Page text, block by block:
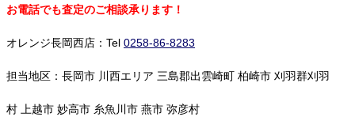
お電話でも査定のご相談承ります！
オレンジ長岡西店：Tel 0258-86-8283
担当地区：長岡市 川西エリア 三島郡出雲崎町 柏崎市 刈羽群刈羽
村 上越市 妙高市 糸魚川市 燕市 弥彦村